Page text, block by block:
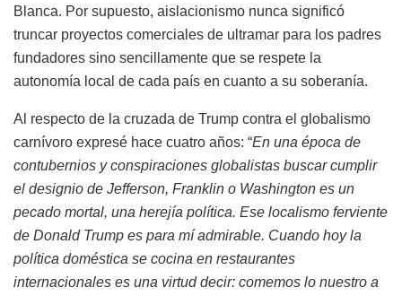
Blanca. Por supuesto, aislacionismo nunca significó
truncar proyectos comerciales de ultramar para los padres
fundadores sino sencillamente que se respete la
autonomía local de cada país en cuanto a su soberanía.
Al respecto de la cruzada de Trump contra el globalismo
carnívoro expresé hace cuatro años: “En una época de
contubernios y conspiraciones globalistas buscar cumplir
el designio de Jefferson, Franklin o Washington es un
pecado mortal, una herejía política. Ese localismo ferviente
de Donald Trump es para mí admirable. Cuando hoy la
política doméstica se cocina en restaurantes
internacionales es una virtud decir: comemos lo nuestro a